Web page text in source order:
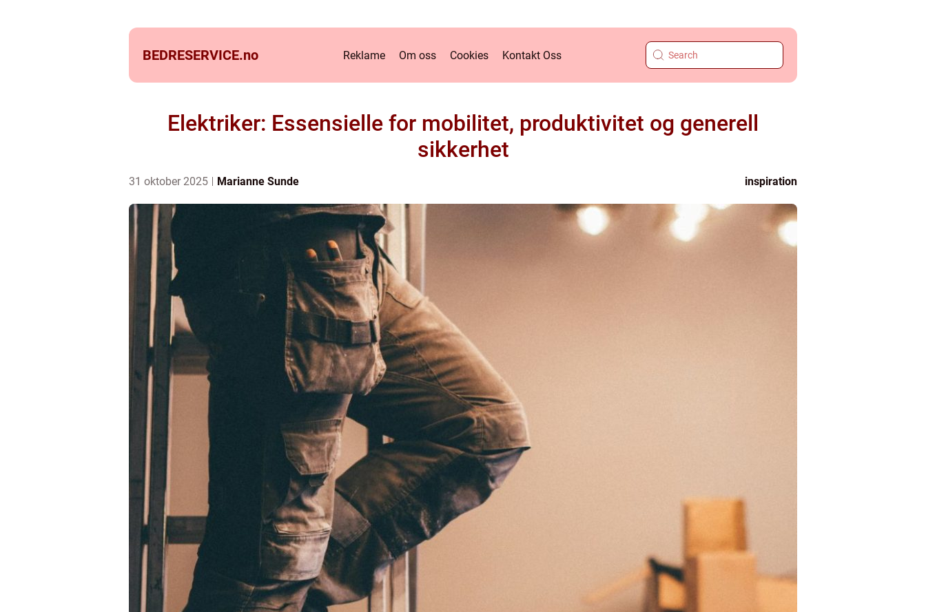
BEDRESERVICE.no Reklame Om oss Cookies Kontakt Oss
Elektriker: Essensielle for mobilitet, produktivitet og generell
sikkerhet
31 oktober 2025 Marianne Sunde inspiration